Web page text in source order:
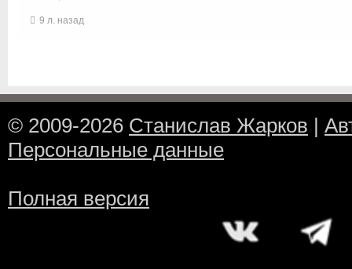
9 л. назад
© 2009-2026 Станислав Жарков |
Персональные данные
Полная версия